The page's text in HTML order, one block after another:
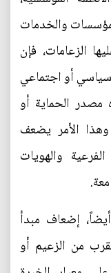
والخدمات
الزعامات، فإن
سياسي أو اجتماعي
مصدر الحماية أو
وهذا الأمر يضعف
والهويات
إضعاف مبدأ
من الزعيم أو